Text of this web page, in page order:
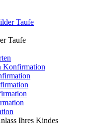
Taufe
Taufe
Konfirmation
Ihres Kindes